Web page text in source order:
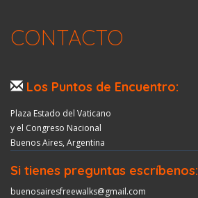
CONTACTO
Los Puntos de Encuentro:
Plaza Estado del Vaticano
y el Congreso Nacional
Buenos Aires, Argentina
Si tienes preguntas escríbenos:
buenosairesfreewalks@gmail.com